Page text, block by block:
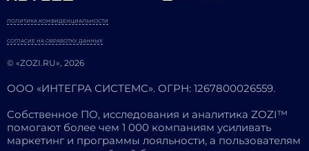
© «ZOZI.RU», 2026
ПОЛИТИКА КОНФИДЕНЦИАЛЬНОСТИ
СОГЛАСИЕ НА ОБРАБОТКУ ДАННЫХ
ООО «ИНТЕГРА СИСТЕМС». ОГРН: 1267800026559.
Собственное ПО, исследования и аналитика ZOZI™
помогают более чем 1 000 компаниям усиливать
маркетинг и программы лояльности, а пользователям